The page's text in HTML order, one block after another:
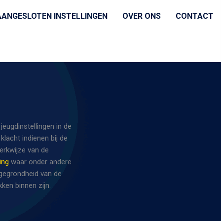
INSTELLINGEN OVER ONS CONTACT
in de
indienen bij de
van de
waar onder andere
van de
binnen zijn.